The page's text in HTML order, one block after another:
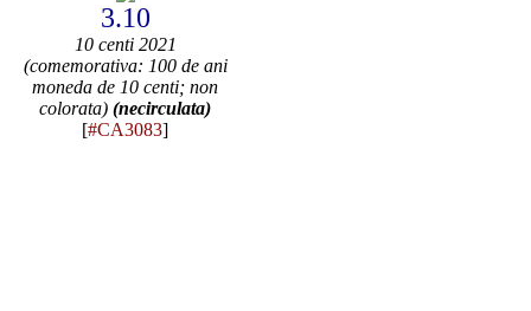
3.10
10 centi 2021
(comemorativa: 100 de ani
moneda de 10 centi; non
colorata) (necirculata)
[#CA3083]